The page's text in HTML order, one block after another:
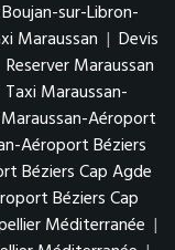
sur-Libron-
Maraussan | Devis
Reserver Maraussan
Taxi Maraussan-
Aéroport
Aéroport Béziers
Béziers Cap Agde
Béziers Cap
Méditerranée |